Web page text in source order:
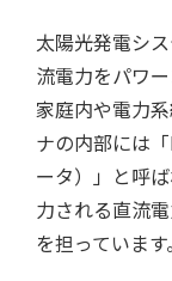
太陽光発電シ
流電力をパワ
家庭内や電力
ナの内部には
ータ）」と呼
力される直流
を担っています。